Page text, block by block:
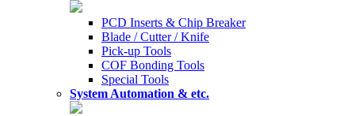
PCD Inserts & Chip Breaker
Blade / Cutter / Knife
Pick-up Tools
COF Bonding Tools
Special Tools
System Automation & etc.